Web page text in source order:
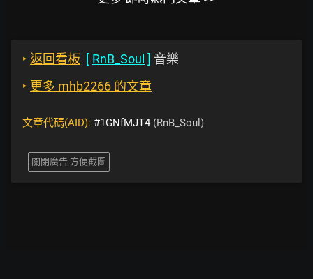
‣ 返回看板 [ RnB_Soul ] 音樂
‣ 更多 mhb2266 的文章
文章代碼(AID): #1GNfMJT4 (RnB_Soul)
關閉廣告 方便截圖